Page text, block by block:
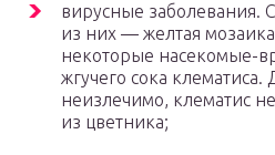
вирусные заболевания.
из них — желтая
некоторые насекомые-
жгучего сока
неизлечимо, клематис
из цветника;